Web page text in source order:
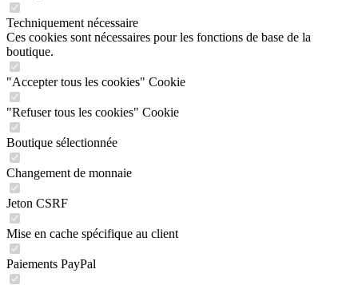
Techniquement nécessaire
Ces cookies sont nécessaires pour les fonctions de base de la
boutique.
"Accepter tous les cookies" Cookie
"Refuser tous les cookies" Cookie
Boutique sélectionnée
Changement de monnaie
Jeton CSRF
Mise en cache spécifique au client
Paiements PayPal